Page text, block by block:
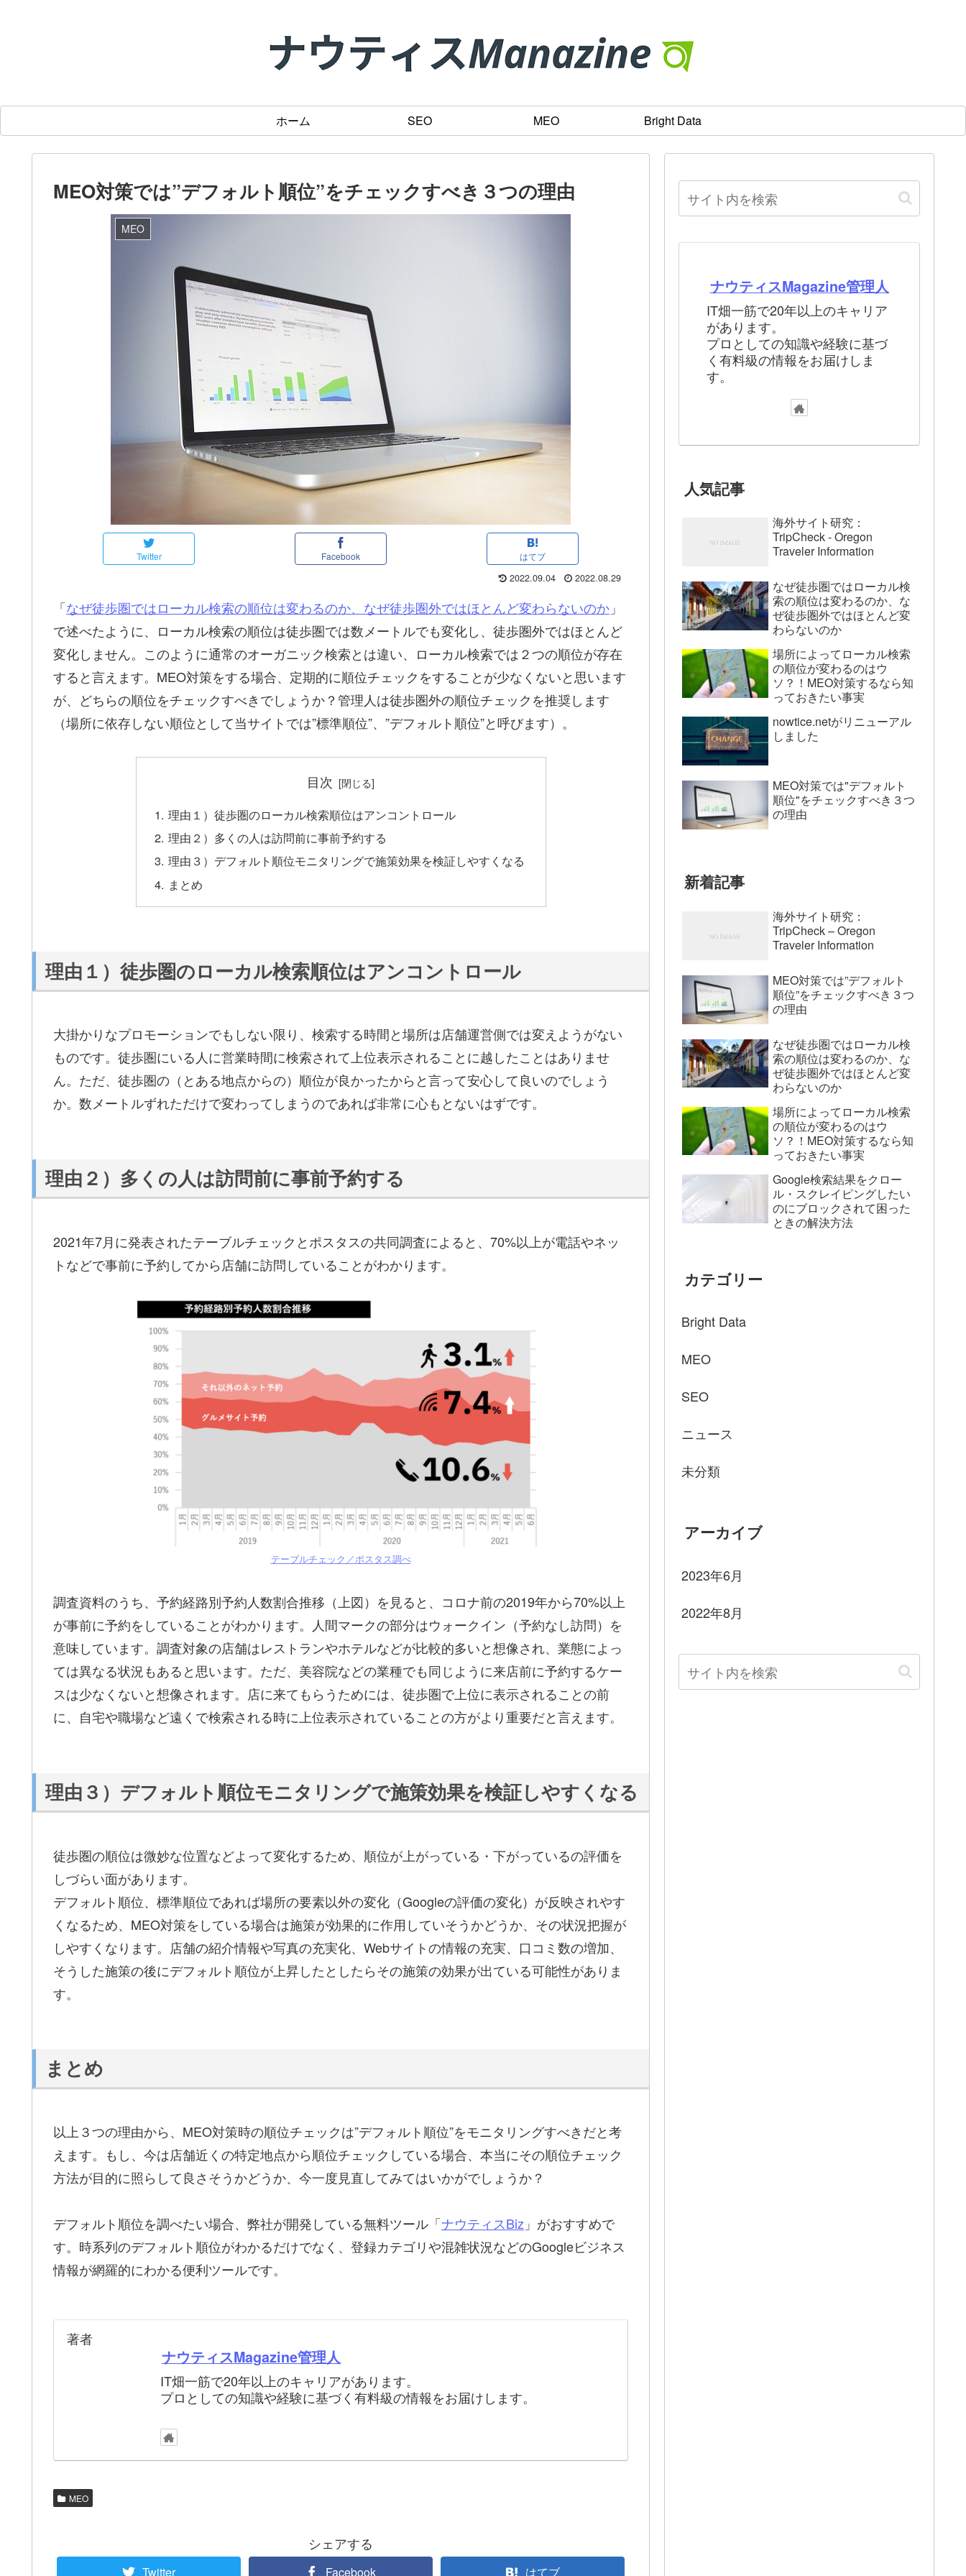
ホーム SEO MEO Bright Data
MEO対策では”デフォルト順位”をチェックすべき３つの理由
MEO
Twitter Facebook はてブ
2022.09.04 2022.08.29
「なぜ徒歩圏ではローカル検索の順位は変わるのか、なぜ徒歩圏外ではほとんど変わらないのか 」
で述べたように、ローカル検索の順位は徒歩圏では数メートルでも変化し、徒歩圏外ではほとんど
変化しません。このように通常のオーガニック検索とは違い、ローカル検索では２つの順位が存在
すると言えます。MEO対策をする場合、定期的に順位チェックをすることが少なくないと思います
が、どちらの順位をチェックすべきでしょうか？管理人は徒歩圏外の順位チェックを推奨します
（場所に依存しない順位として当サイトでは”標準順位”、”デフォルト順位”と呼びます）。
目次
理由１）徒歩圏のローカル検索順位はアンコントロール
理由２）多くの人は訪問前に事前予約する
理由３）デフォルト順位モニタリングで施策効果を検証しやすくなる
まとめ
理由１）徒歩圏のローカル検索順位はアンコントロール
大掛かりなプロモーションでもしない限り、検索する時間と場所は店舗運営側では変えようがない
ものです。徒歩圏にいる人に営業時間に検索されて上位表示されることに越したことはありませ
ん。ただ、徒歩圏の（とある地点からの）順位が良かったからと言って安心して良いのでしょう
か。数メートルずれただけで変わってしまうのであれば非常に心もとないはずです。
理由２）多くの人は訪問前に事前予約する
2021年7月に発表されたテーブルチェックとポスタスの共同調査によると、70%以上が電話やネッ
トなどで事前に予約してから店舗に訪問していることがわかります。
テーブルチェック／ポスタス調べ
調査資料のうち、予約経路別予約人数割合推移（上図）を見ると、コロナ前の2019年から70%以上
が事前に予約をしていることがわかります。人間マークの部分はウォークイン（予約なし訪問）を
意味しています。調査対象の店舗はレストランやホテルなどが比較的多いと想像され、業態によっ
ては異なる状況もあると思います。ただ、美容院などの業種でも同じように来店前に予約するケー
スは少なくないと想像されます。店に来てもらうためには、徒歩圏で上位に表示されることの前
に、自宅や職場など遠くで検索される時に上位表示されていることの方がより重要だと言えます。
理由３）デフォルト順位モニタリングで施策効果を検証しやすくなる
徒歩圏の順位は微妙な位置などよって変化するため、順位が上がっている・下がっているの評価を
しづらい面があります。
デフォルト順位、標準順位であれば場所の要素以外の変化（Googleの評価の変化）が反映されやす
くなるため、MEO対策をしている場合は施策が効果的に作用していそうかどうか、その状況把握が
しやすくなります。店舗の紹介情報や写真の充実化、Webサイトの情報の充実、口コミ数の増加、
そうした施策の後にデフォルト順位が上昇したとしたらその施策の効果が出ている可能性がありま
す。
まとめ
以上３つの理由から、MEO対策時の順位チェックは”デフォルト順位”をモニタリングすべきだと考
えます。もし、今は店舗近くの特定地点から順位チェックしている場合、本当にその順位チェック
方法が目的に照らして良さそうかどうか、今一度見直してみてはいかがでしょうか？
デフォルト順位を調べたい場合、弊社が開発している無料ツール「ナウティスBiz 」がおすすめで
す。時系列のデフォルト順位がわかるだけでなく、登録カテゴリや混雑状況などのGoogleビジネス
情報が網羅的にわかる便利ツールです。
著者
ナウティスMagazine管理人
IT畑一筋で20年以上のキャリアがあります。
プロとしての知識や経験に基づく有料級の情報をお届けします。
MEO
シェアする
Twitter Facebook はてブ
ナウティスMagazine管理人
IT畑一筋で20年以上のキャリア
があります。
プロとしての知識や経験に基づ
く有料級の情報をお届けしま
す。
人気記事
海外サイト研究：
TripCheck - Oregon
Traveler Information
なぜ徒歩圏ではローカル検
索の順位は変わるのか、な
ぜ徒歩圏外ではほとんど変
わらないのか
場所によってローカル検索
の順位が変わるのはウ
ソ？！MEO対策するなら知
っておきたい事実
nowtice.netがリニューアル
しました
MEO対策では"デフォルト
順位"をチェックすべき３つ
の理由
新着記事
海外サイト研究：
TripCheck – Oregon
Traveler Information
MEO対策では”デフォルト
順位”をチェックすべき３つ
の理由
なぜ徒歩圏ではローカル検
索の順位は変わるのか、な
ぜ徒歩圏外ではほとんど変
わらないのか
場所によってローカル検索
の順位が変わるのはウ
ソ？！MEO対策するなら知
っておきたい事実
Google検索結果をクロー
ル・スクレイピングしたい
のにブロックされて困った
ときの解決方法
カテゴリー
Bright Data
MEO
SEO
ニュース
未分類
アーカイブ
2023年6月
2022年8月